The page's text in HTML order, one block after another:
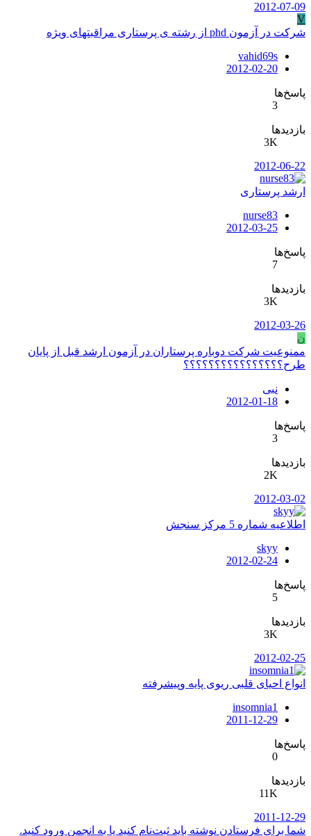
2012-07-09
V
شرکت در آزمون phd از رشته ی پرستاری مراقبتهای ویژه
vahid69s
2012-02-20
پاسخ‌ها
3
بازدیدها
3K
2012-06-22
ارشد پرستاری
nurse83
2012-03-25
پاسخ‌ها
7
بازدیدها
3K
2012-03-26
ن
ممنوعیت شرکت دوباره پرستاران در آزمون ارشد قبل از پایان
طرح؟؟؟؟؟؟؟؟؟؟؟؟؟؟؟؟
نبی
2012-01-18
پاسخ‌ها
3
بازدیدها
2K
2012-03-02
اطلاعیه شماره 5 مرکز سنجش
skyy
2012-02-24
پاسخ‌ها
5
بازدیدها
3K
2012-02-25
انواع احیای قلبی ریوی پایه وپیشرفته
insomnia1
2011-12-29
پاسخ‌ها
0
بازدیدها
11K
2011-12-29
شما برای فرستادن نوشته باید ثبت‌نام کنید یا به انجمن ورود کنید.